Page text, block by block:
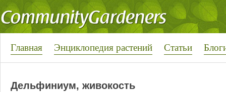
Главная Энциклопедия растений Статьи
Дельфиниум, живокость